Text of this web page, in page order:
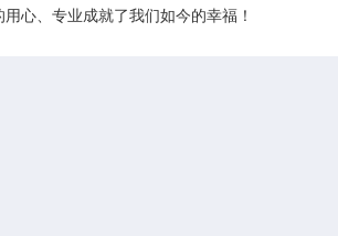
心、专业成就了我们如今的幸福！